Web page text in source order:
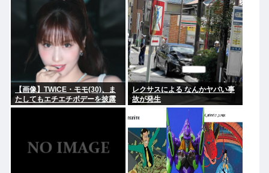
【画像】TWICE・モモ(30)、ま
たしてもエチエチボデーを披露
www
レクサスによる なんかヤバい事
故が発生